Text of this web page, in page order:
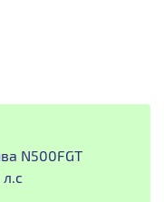
N500FGT